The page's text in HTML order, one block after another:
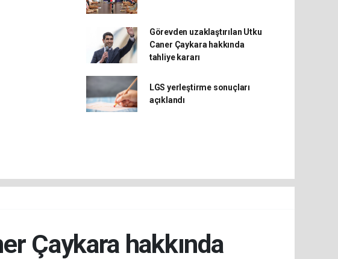
Görevden uzaklaştırılan Utku
Caner Çaykara hakkında
tahliye kararı
LGS yerleştirme sonuçları
açıklandı
Çaykara hakkında